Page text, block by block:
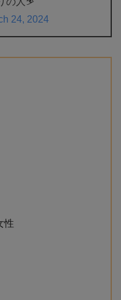
24, 2024
性